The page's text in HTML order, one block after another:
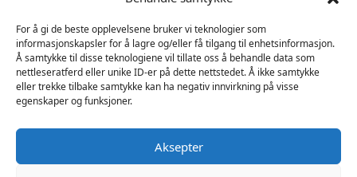
For å gi de beste opplevelsene bruker vi teknologier som
informasjonskapsler for å lagre og/eller få tilgang til enhetsinformasjon.
Å samtykke til disse teknologiene vil tillate oss å behandle data som
nettleseratferd eller unike ID-er på dette nettstedet. Å ikke samtykke
eller trekke tilbake samtykke kan ha negativ innvirkning på visse
egenskaper og funksjoner.
Aksepter
Vi er sosiale